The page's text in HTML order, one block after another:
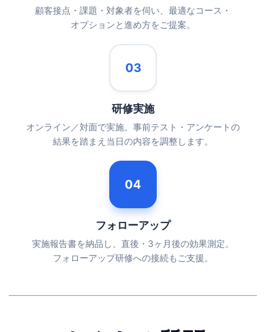
顧客接点・課題・対象者を伺い、最適なコース・
オプションと進め方をご提案。
03
研修実施
オンライン／対面で実施。事前テスト・アンケートの
結果を踏まえ当日の内容を調整します。
04
フォローアップ
実施報告書を納品し、直後・3ヶ月後の効果測定。
フォローアップ研修への接続もご支援。